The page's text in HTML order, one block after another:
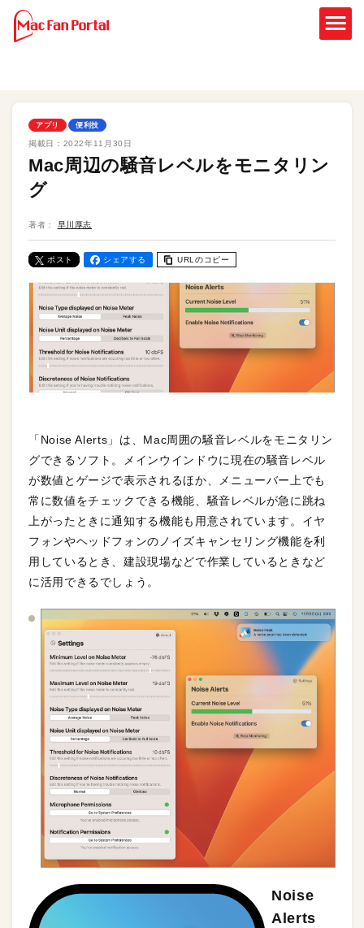
アプリ 便利技
掲載日： 2022年11月30日
Mac周辺の騒音レベルをモニタリン
グ
著者： 早川厚志
ポスト シェアする URLのコピー
「Noise Alerts」は、Mac周囲の騒音レベルをモニタリン
グできるソフト。メインウインドウに現在の騒音レベル
が数値とゲージで表示されるほか、メニューバー上でも
常に数値をチェックできる機能、騒音レベルが急に跳ね
上がったときに通知する機能も用意されています。イヤ
フォンやヘッドフォンのノイズキャンセリング機能を利
用しているとき、建設現場などで作業しているときなど
に活用できるでしょう。
Noise
Alerts